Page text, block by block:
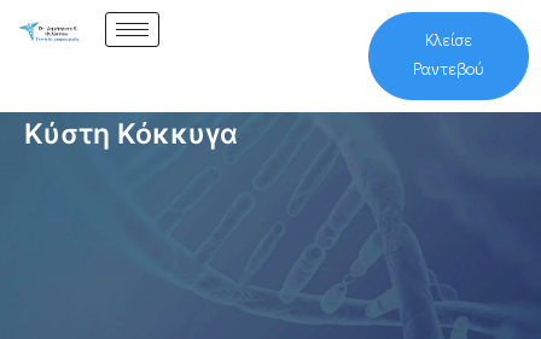
Κλείσε
Ραντεβού
Κύστη Κόκκυγα